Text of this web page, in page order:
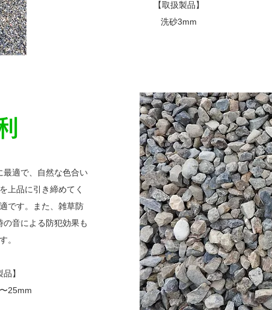
【取扱製品】
洗砂3mm
最適で、自然な色合い
上品に引き締めてく
です。また、雑草防
の音による防犯効果も
。
品】
25mm